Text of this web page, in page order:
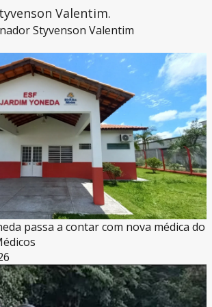
Valentim.
Styvenson Valentim
passa a contar com nova médica do